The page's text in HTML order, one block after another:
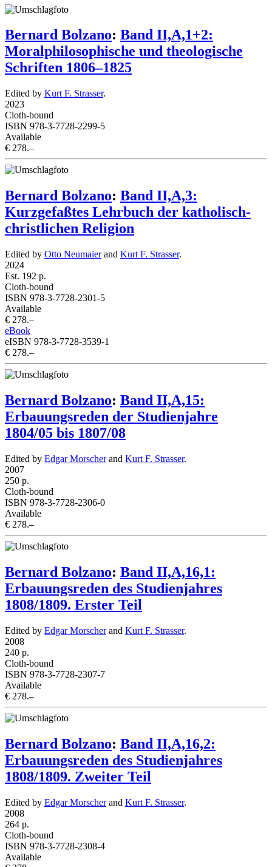
Bernard Bolzano: Band II,A,1+2:
Moralphilosophische und theologische
Schriften 1806–1825
Edited by Kurt F. Strasser.
2023
Cloth-bound
ISBN 978-3-7728-2299-5
Available
€ 278.–
Bernard Bolzano: Band II,A,3:
Kurzgefaßtes Lehrbuch der katholisch-
christlichen Religion
Edited by Otto Neumaierand Kurt F. Strasser.
2024
Est. 192 p.
Cloth-bound
ISBN 978-3-7728-2301-5
Available
€ 278.–
eBook
eISBN 978-3-7728-3539-1
€ 278.–
Bernard Bolzano: Band II,A,15:
Erbauungsreden der Studienjahre
1804/05 bis 1807/08
Edited by Edgar Morscherand Kurt F. Strasser.
2007
250 p.
Cloth-bound
ISBN 978-3-7728-2306-0
Available
€ 278.–
Bernard Bolzano: Band II,A,16,1:
Erbauungsreden des Studienjahres
1808/1809. Erster Teil
Edited by Edgar Morscherand Kurt F. Strasser.
2008
240 p.
Cloth-bound
ISBN 978-3-7728-2307-7
Available
€ 278.–
Bernard Bolzano: Band II,A,16,2:
Erbauungsreden des Studienjahres
1808/1809. Zweiter Teil
Edited by Edgar Morscherand Kurt F. Strasser.
2008
264 p.
Cloth-bound
ISBN 978-3-7728-2308-4
Available